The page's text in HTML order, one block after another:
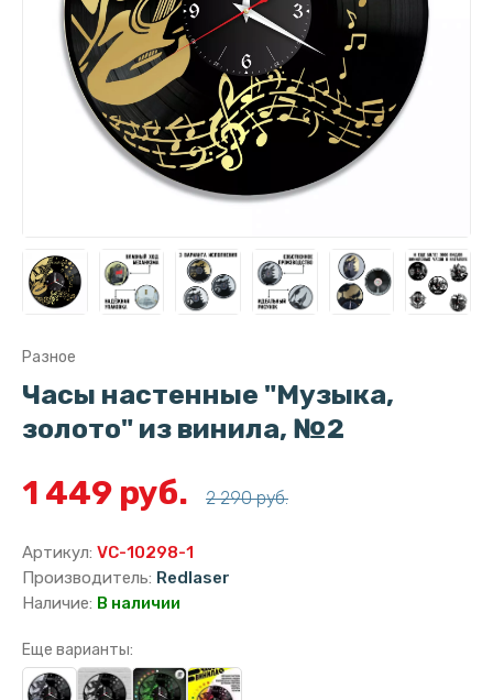
Разное
Часы настенные "Музыка,
золото" из винила, №2
1 449 руб. 2 290 руб.
Артикул: VC-10298-1
Производитель: Redlaser
Наличие: В наличии
Еще варианты: